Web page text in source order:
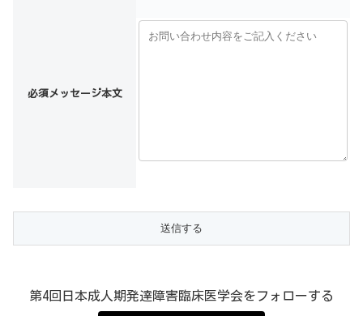
必須 メッセージ本文
第4回日本成人期発達障害臨床医学会をフォローする